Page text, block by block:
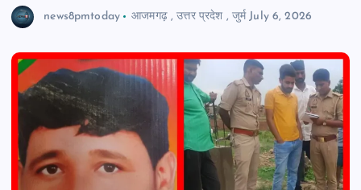
news8pmtoday आजमगढ़,उत्तर प्रदेश , जुर्म July 6, 2026